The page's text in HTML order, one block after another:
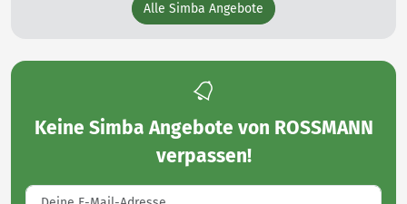
Alle Simba Angebote
Keine Simba Angebote von ROSSMANN
verpassen!